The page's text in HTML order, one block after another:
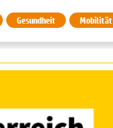
Gesundheit Mobilität